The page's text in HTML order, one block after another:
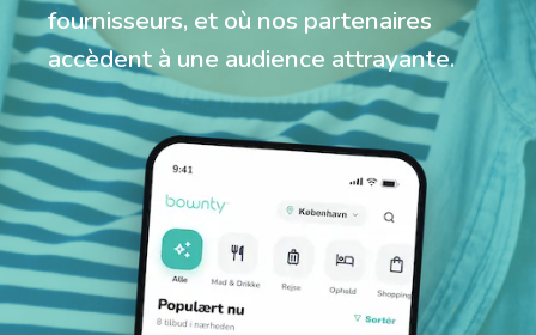
fournisseurs, et où nos partenaires
accèdent à une audience attrayante.